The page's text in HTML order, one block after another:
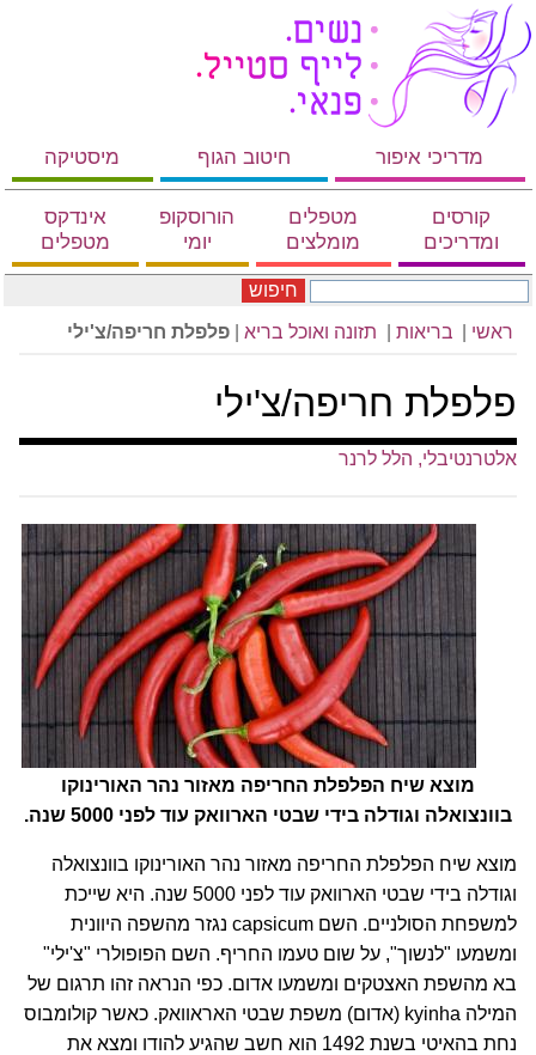
מדריכי איפור חיטוב הגוף מיסטיקה
קורסים
ומדריכים
מטפלים
מומלצים
הורוסקופ
יומי
אינדקס
מטפלים
חיפוש
ראשי בריאות תזונה ואוכל בריא| פלפלת חריפה/צ'ילי
פלפלת חריפה/צ'ילי
אלטרנטיבלי, הלל לרנר
מוצא שיח הפלפלת החריפה מאזור נהר האורינוקו
בוונצואלה וגודלה בידי שבטי הארוואק עוד לפני 5000 שנה.
מוצא שיח הפלפלת החריפה מאזור נהר האורינוקו בוונצואלה
וגודלה בידי שבטי הארוואק עוד לפני 5000 שנה. היא שייכת
למשפחת הסולניים. השם capsicum נגזר מהשפה היוונית
ומשמעו "לנשוך", על שום טעמו החריף. השם הפופולרי "צ'ילי"
בא מהשפת האצטקים ומשמעו אדום. כפי הנראה זהו תרגום של
המילה kyinha (אדום) משפת שבטי האראוואק. כאשר קולומבוס
נחת בהאיטי בשנת 1492 הוא חשב שהגיע להודו ומצא את